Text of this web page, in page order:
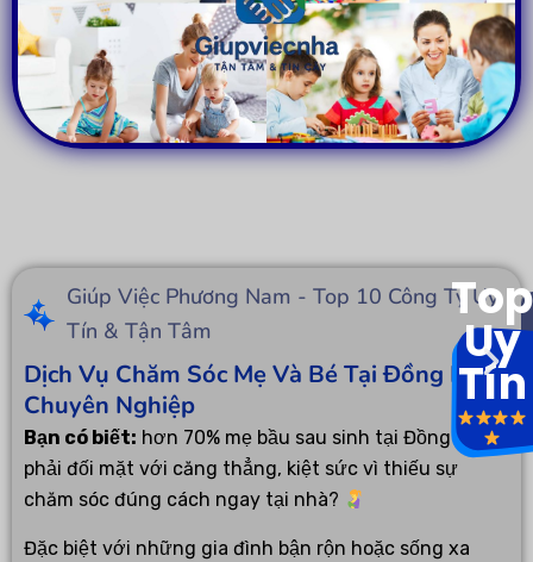
Giúp Việc Phương Nam - Top 10 Công Ty Uy
Tín & Tận Tâm
Dịch Vụ Chăm Sóc Mẹ Và Bé Tại Đồng Nai
Chuyên Nghiệp
Bạn có biết: hơn 70% mẹ bầu sau sinh tại Đồng Nai
phải đối mặt với căng thẳng, kiệt sức vì thiếu sự
chăm sóc đúng cách ngay tại nhà?
Đặc biệt với những gia đình bận rộn hoặc sống xa
Top
Uy
Tín